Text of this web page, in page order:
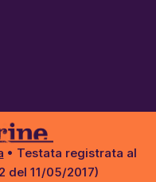
• Testata registrata al
del 11/05/2017)